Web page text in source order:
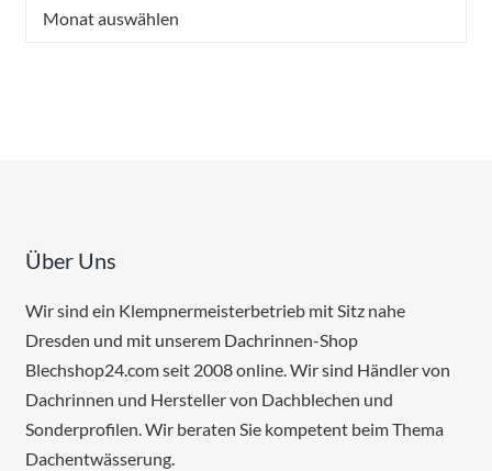
Über Uns
Wir sind ein Klempnermeisterbetrieb mit Sitz nahe
Dresden und mit unserem Dachrinnen-Shop
Blechshop24.com seit 2008 online. Wir sind Händler von
Dachrinnen und Hersteller von Dachblechen und
Sonderprofilen. Wir beraten Sie kompetent beim Thema
Dachentwässerung.